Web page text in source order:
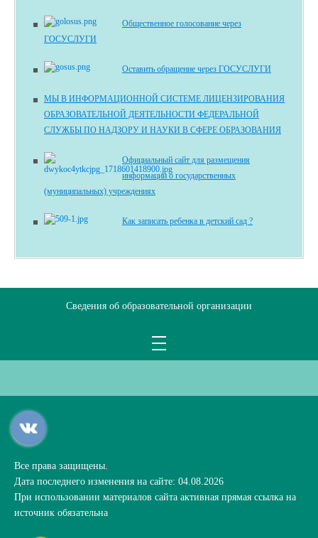
Общественное голосование через
ГОСУСЛУГИ
Оставить обращение через ГОСУСЛУГИ
МЫ В ИНФОРМАЦИОННОЙ СИСТЕМЕ ЛИЦЕНЗИРОВАНИЯ
ОБРАЗОВАТЕЛЬНОЙ ДЕЯТЕЛЬНОСТИ ФЕДЕРАЛЬНОЙ
СЛУЖБЫ ПО НАДЗОРУ И НАУКИ В СФЕРЕ ОБРАЗОВАНИЯ
Официальный сайт для размещения
информации о государственных
(муниципальных) учреждениях
Как записать ребенка в детский сад ?
Сведения об образовательной организации
Все права защищены.
Дата последнего изменения на сайте: 04.08.2026
При использовании материалов сайта активная прямая ссылка на
источник обязательна